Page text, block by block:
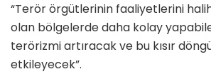
“Terör örgütlerinin faaliyetlerini
olan bölgelerde daha kolay
terörizmi artıracak ve bu kısır
etkileyecek”.